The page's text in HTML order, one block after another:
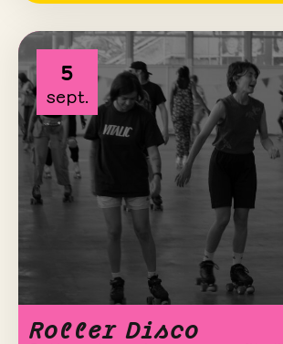
5
sept.
Roller Disco